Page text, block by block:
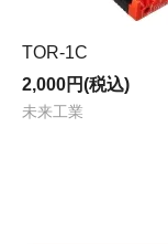
TOR-1C
2,000円(税込)
未来工業